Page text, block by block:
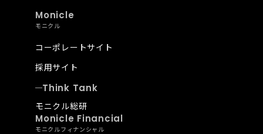
Monicle
モニクル
コーポレートサイト
採用サイト
Think Tank
モニクル総研
Monicle Financial
モニクルフィナンシャル